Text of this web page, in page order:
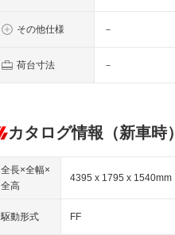
その他仕様 －
荷台寸法 －
カタログ情報（新車時）
全長×全幅×
全高
4395 x 1795 x 1540mm
駆動形式 FF